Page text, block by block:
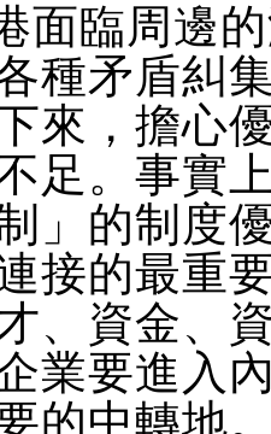
面臨周邊
種矛盾糾
來，擔心
足。事實
」的制度
接的最重
、資金、
業要進入
的中轉地